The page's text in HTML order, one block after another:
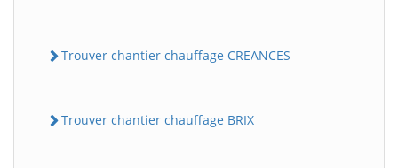
Trouver chantier chauffage CREANCES
Trouver chantier chauffage BRIX